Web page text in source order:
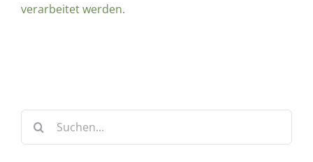
verarbeitet werden.
Suche